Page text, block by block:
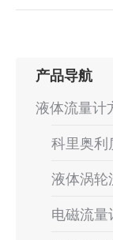
产品导航
液体流量计
科里奥利
液体涡轮
电磁流量